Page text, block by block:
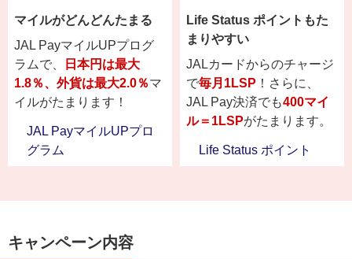
マイルがどんどんたまる
JAL PayマイルUPプログ
ラムで、
日本円は最大
1.8％、外貨は最大2.0％マ
イルがたまります！
JAL PayマイルUPプロ
グラム
Life Status ポイントもた
まりやすい
JALカードからのチャージ
で毎月1LSP ！さらに、
JAL Pay決済でも400マイ
ル＝1LSPがたまります。
Life Status ポイント
キャンペーン内容